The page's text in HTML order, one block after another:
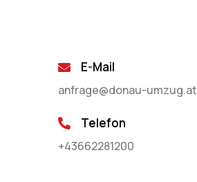
E-Mail
anfrage@donau-umzug.at
Telefon
+43662281200